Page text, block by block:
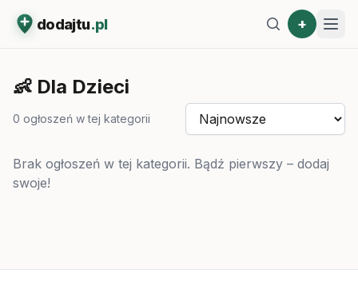
dodajtu.pl +
👶 Dla Dzieci
0 ogłoszeń w tej kategorii
Brak ogłoszeń w tej kategorii. Bądź pierwszy – dodaj
swoje!